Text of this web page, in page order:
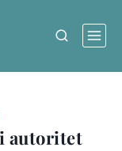
autoritet